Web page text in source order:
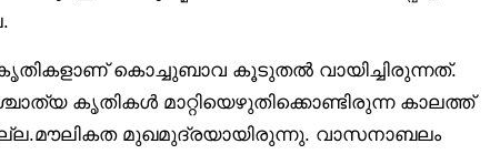
കൊച്ചുബാവ കൂടുതൽ വായിച്ചിരുന്നത്.
കൃതികൾ മാറ്റിയെഴുതിക്കൊണ്ടിരുന്ന കാലത്ത്
മുഖമുദ്രയായിരുന്നു. വാസനാബലം